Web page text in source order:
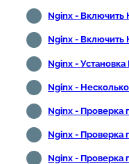
Nginx - Включить
Nginx - Включить
Nginx -
Nginx -
Nginx - Проверка
Nginx - Проверка
Nginx - Проверка